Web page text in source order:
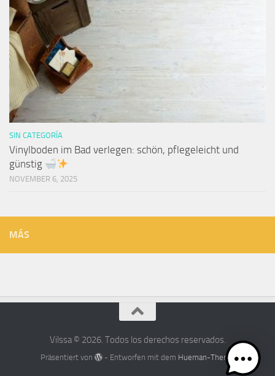
SIN CATEGORÍA
Vinylboden im Bad verlegen: schön, pflegeleicht und
günstig
NOVEMBER 6, 2025
MÁS
Vilssa © 2026. Todos los derechos reservados.
Präsentiert von - Entworfen mit dem Hueman-Theme